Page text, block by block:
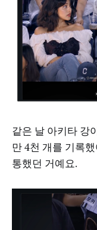
같은 날 아키타 강
만 4천 개를 기록
통했던 거예요.